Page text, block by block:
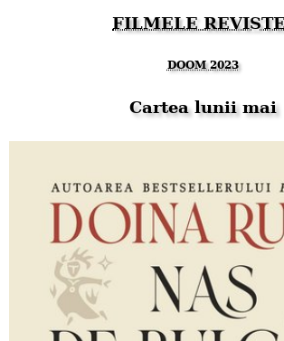
FILMELE
DOOM 2023
Cartea lunii mai